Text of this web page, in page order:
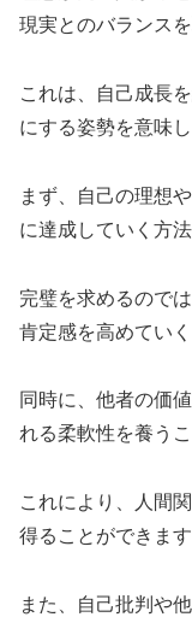
現実とのバランス
これは、自己成長
にする姿勢を意味し
まず、自己の理想
に達成していく方
完璧を求めるので
肯定感を高めてい
同時に、他者の価
れる柔軟性を養う
これにより、人間
得ることができます
また、自己批判や